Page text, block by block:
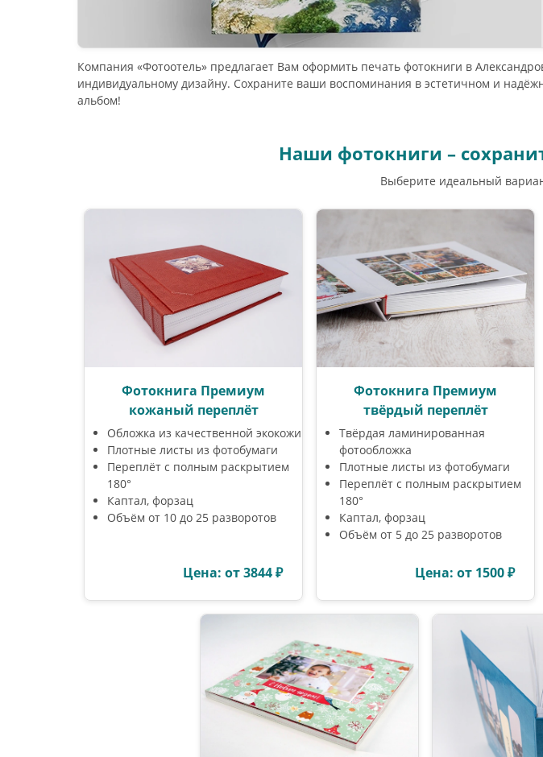
Компания «Фотоотель» предлагает Вам оформить печать фотокниги в
индивидуальному дизайну. Сохраните ваши воспоминания в эстетичном и
альбом!
Наши фотокниги –
Выберите идеальный
Фотокнига Премиум
кожаный переплёт
Обложка из качественной экокожи
Плотные листы из фотобумаги
Переплёт с полным раскрытием
180°
Каптал, форзац
Объём от 10 до 25 разворотов
Цена: от 3844 ₽
Фотокнига Премиум
твёрдый переплёт
Твёрдая ламинированная
фотообложка
Плотные листы из фотобумаги
Переплёт с полным раскрытием
180°
Каптал, форзац
Объём от 5 до 25 разворотов
Цена: от 1500 ₽